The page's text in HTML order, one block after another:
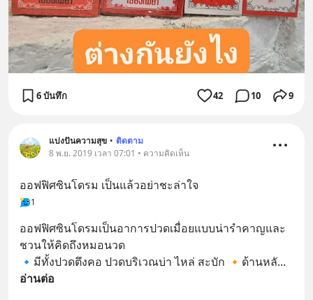
6 บันทึก 42 10 9
แบ่งปันความสุข • ติดตาม
8 พ.ย. 2019 เวลา 07:01 • ความคิดเห็น
ออฟฟิศซินโดรม เป็นแล้วอย่าชะล่าใจ
1
ออฟฟิศซินโดรมเป็นอาการปวดเมื่อยแบบน่ารำคาญและ
ชวนให้คิดถึงหมอนวด
🔹มีทั้งปวดตึงคอ ปวดบริเวณบ่า ไหล่ สะบัก 🔸ด้านหลั
อ่านต่อ